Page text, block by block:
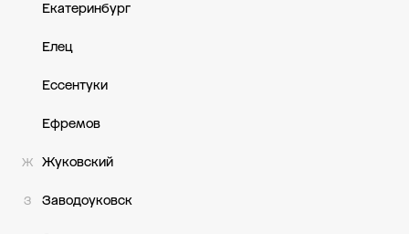
Екатеринбург
Елец
Ессентуки
Ефремов
Ж Жуковский
З Заводоуковск